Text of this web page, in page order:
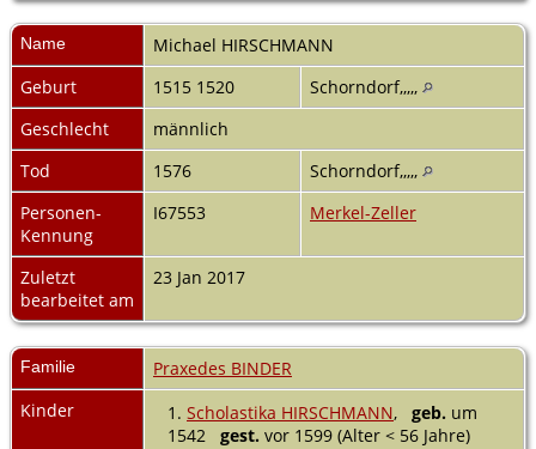
Name Michael HIRSCHMANN
Geburt
1515 1520
Schorndorf,,,,,
Geschlecht
männlich
Tod
1576
Schorndorf,,,,,
Personen-
Kennung
I67553 Merkel-Zeller
Zuletzt
bearbeitet am
23 Jan 2017
Familie
Praxedes BINDER
Kinder
1. Scholastika HIRSCHMANN, geb. um
1542 gest. vor 1599 (Alter < 56 Jahre)